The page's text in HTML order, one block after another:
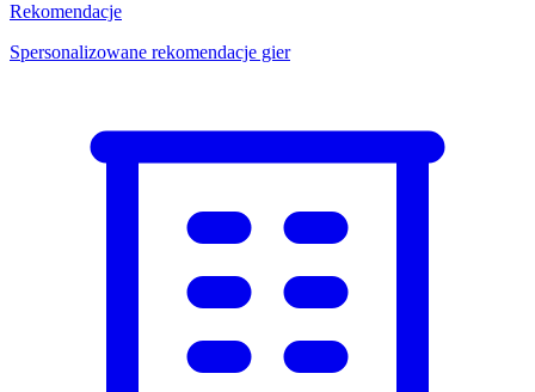
Rekomendacje
Spersonalizowane rekomendacje gier